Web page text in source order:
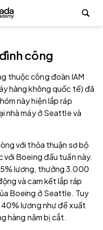
công
thuộc công đoàn IAM
hàng không quốc tế) đã
này hiện lắp ráp
nhà máy ở Seattle và
với thỏa thuận sơ bộ
với Boeing đầu tuần này.
lương, thưởng 3.000
và cam kết lắp ráp
Boeing ở Seattle. Tuy
lương như đề xuất
hàng năm bị cắt.